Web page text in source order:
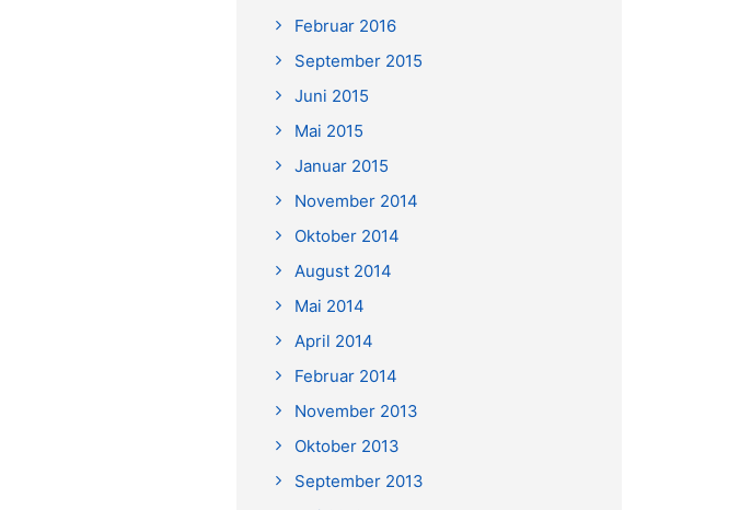
Februar 2016
September 2015
Juni 2015
Mai 2015
Januar 2015
November 2014
Oktober 2014
August 2014
Mai 2014
April 2014
Februar 2014
November 2013
Oktober 2013
September 2013